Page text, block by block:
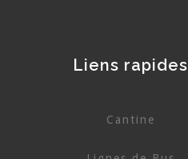
Liens rapides
Cantine